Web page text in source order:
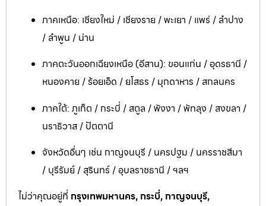
ภาคเหนือ: เชียงใหม่ / เชียงราย / พะเยา / แพร่ / ลำปาง
/ ลำพูน / น่าน
ภาคตะวันออกเฉียงเหนือ (อีสาน): ขอนแก่น / อุดรธานี /
หนองคาย / ร้อยเอ็ด / ยโสธร / มุกดาหาร / สกลนคร
ภาคใต้: ภูเก็ต / กระบี่ / สตูล / พังงา / พัทลุง / สงขลา /
นราธิวาส / ปัตตานี
จังหวัดอื่นๆ เช่น กาญจนบุรี / นครปฐม / นครราชสีมา
/ บุรีรัมย์ / สุรินทร์ / อุบลราชธานี / ฯลฯ
ไม่ว่าคุณอยู่ที่ กรุงเทพมหานคร, กระบี่, กาญจนบุรี,